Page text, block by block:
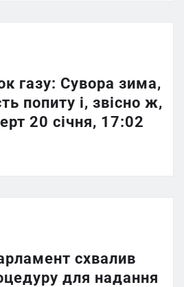
газу: Сувора зима,
попиту і, звісно ж,
20 січня, 17:02
схвалив
для надання